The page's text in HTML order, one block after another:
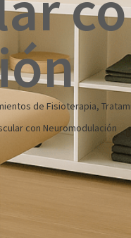
de Fisioterapia,
con Neuromodulación